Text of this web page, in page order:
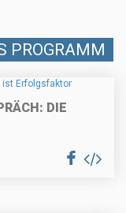
PROGRAMM
DIE